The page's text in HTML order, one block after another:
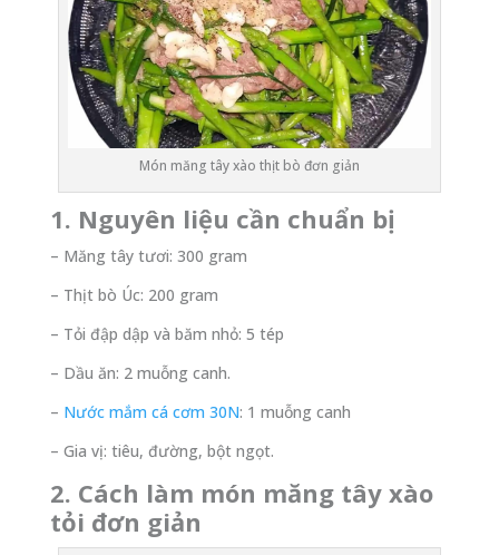
Món măng tây xào thịt bò đơn giản
1. Nguyên liệu cần chuẩn bị
– Măng tây tươi: 300 gram
– Thịt bò Úc: 200 gram
– Tỏi đập dập và băm nhỏ: 5 tép
– Dầu ăn: 2 muỗng canh.
– Nước mắm cá cơm 30N: 1 muỗng canh
– Gia vị: tiêu, đường, bột ngọt.
2. Cách làm món măng tây xào
tỏi đơn giản